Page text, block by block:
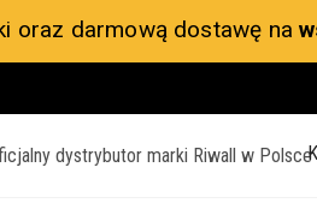
oraz darmową dostawę na